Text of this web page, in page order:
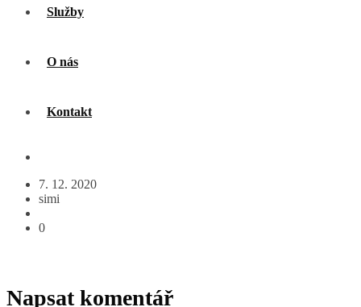
Služby
O nás
Kontakt
7. 12. 2020
simi
0
Napsat komentář